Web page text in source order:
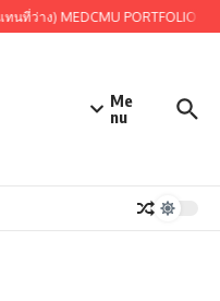
ที่ว่าง) MEDCMU PORTFOLIO
Me
nu